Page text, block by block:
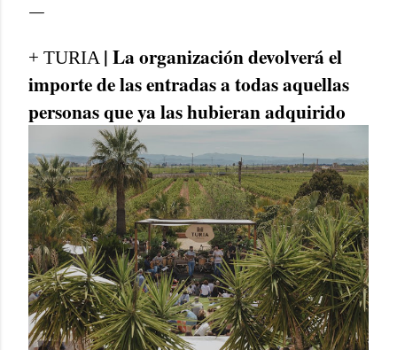
+ TURIA | La organización devolverá el
importe de las entradas a todas aquellas
personas que ya las hubieran adquirido